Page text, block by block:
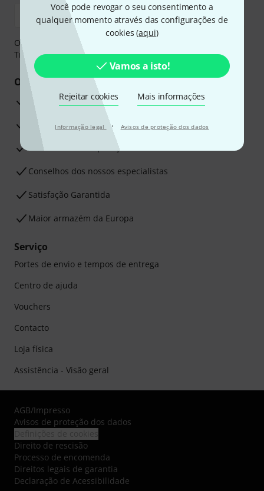
Você pode revogar o seu consentimento a
qualquer momento através das configurações de
cookies (aqui)
Vamos a isto!
Rejeitar cookies Mais informações
Informação legal · Avisos de proteção dos dados
O pagamento pode ser feito de forma segura através de
Transferência bancária, PayPal ou Cartão de crédito.
Os seus benefícios
Garantia Thomann de 3 anos
30 dias de garantia de dinheiro de volta
Assistência de Reparação
Conselhos dos nossos especialistas
Satisfação Garantida
Maior armazém da Europa
Serviço
Portes de envio e tempos de entrega
Centro de ajuda
Vouchers
Contacto
Loja física
Assistência - Visão geral
AGB/Impresso
Avisos de proteção dos dados
Direito de rescisão
Processo de encomenda
Direitos legais de garantia
Declaração de Acessibilidade